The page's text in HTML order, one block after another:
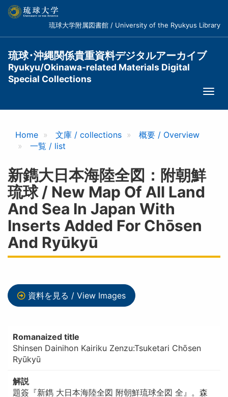
コ
琉球大学附属図書館 / University of the Ryukyus Library
琉球･沖縄関係貴重資料デジタルアーカイブ
Ryukyu/Okinawa-related Materials Digital
Special Collections
Home 文庫 / collections
概要 / Overview
一覧 / list
新鐫大日本海陸全図：附朝鮮
琉球 / New Map Of All Land
And Sea In Japan With
Inserts Added For Chōsen
And Ryūkyū
資料を見る / View Images
Romanaized title
Shinsen Dainihon Kairiku Zenzu:Tsuketari Chōsen
Ryūkyū
解説
題簽『新鐫 大日本海陸全図 附朝鮮琉球全図 全』。森